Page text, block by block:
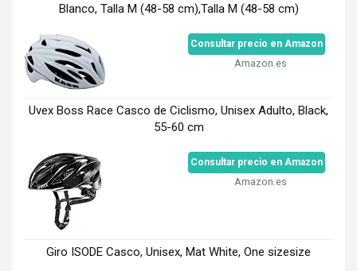
Blanco, Talla M (48-58 cm),Talla M (48-58 cm)
Consultar precio en Amazon
Amazon.es
Uvex Boss Race Casco de Ciclismo, Unisex Adulto, Black,
55-60 cm
Consultar precio en Amazon
Amazon.es
Giro ISODE Casco, Unisex, Mat White, One sizesize